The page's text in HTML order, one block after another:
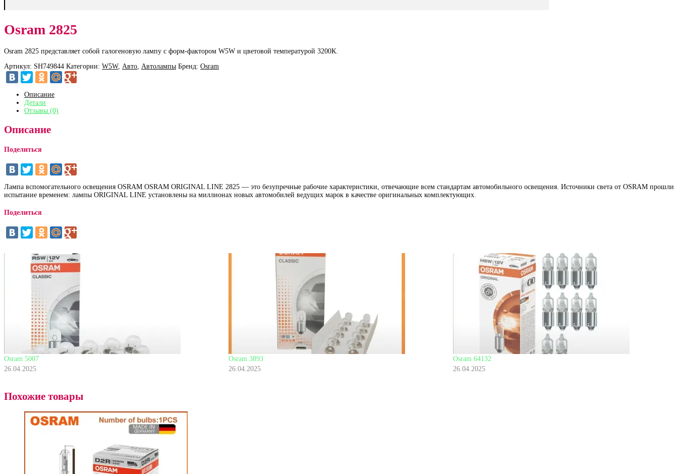
Osram 2825
Osram 2825 представляет собой галогеновую лампу с форм-фактором W5W и цветовой температурой 3200К.
Артикул: SH749844 Категории: W5W, Авто Автолампы Бренд: Osram
Описание
Детали
Отзывы (0)
Описание
Поделиться
Лампа вспомогательного освещения OSRAM OSRAM ORIGINAL LINE 2825 — это безупречные рабочие характеристики, отвечающие всем стандартам автомобильного освещения. Источники света от OSRAM прошли
испытание временем: лампы ORIGINAL LINE установлены на миллионах новых автомобилей ведущих марок в качестве оригинальных комплектующих.
Поделиться
Osram 5007
26.04.2025
Osram 3893
26.04.2025
Osram 64132
26.04.2025
Похожие товары